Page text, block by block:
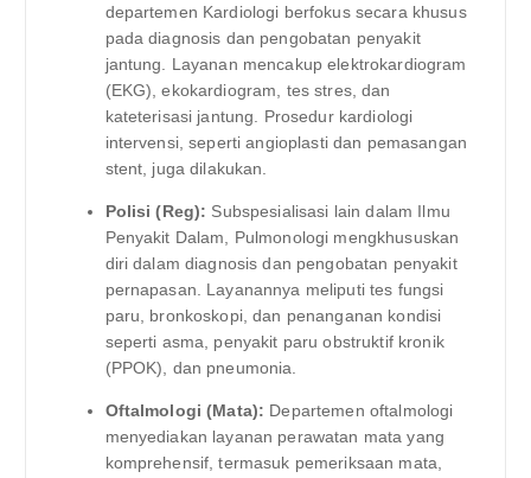
departemen Kardiologi berfokus secara khusus
pada diagnosis dan pengobatan penyakit
jantung. Layanan mencakup elektrokardiogram
(EKG), ekokardiogram, tes stres, dan
kateterisasi jantung. Prosedur kardiologi
intervensi, seperti angioplasti dan pemasangan
stent, juga dilakukan.
Polisi (Reg): Subspesialisasi lain dalam Ilmu
Penyakit Dalam, Pulmonologi mengkhususkan
diri dalam diagnosis dan pengobatan penyakit
pernapasan. Layanannya meliputi tes fungsi
paru, bronkoskopi, dan penanganan kondisi
seperti asma, penyakit paru obstruktif kronik
(PPOK), dan pneumonia.
Oftalmologi (Mata): Departemen oftalmologi
menyediakan layanan perawatan mata yang
komprehensif, termasuk pemeriksaan mata,